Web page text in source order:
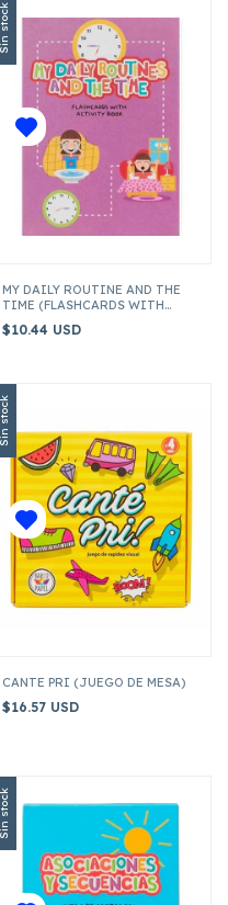
Sin stock
MY DAILY ROUTINE AND THE
TIME (FLASHCARDS WITH
$10.44 USD
Sin stock
CANTE PRI (JUEGO DE MESA)
$16.57 USD
Sin stock